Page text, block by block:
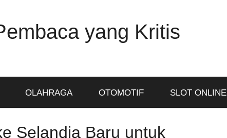
yang Kritis
OLAHRAGA OTOMOTIF SLOT ONLINE
Selandia Baru untuk